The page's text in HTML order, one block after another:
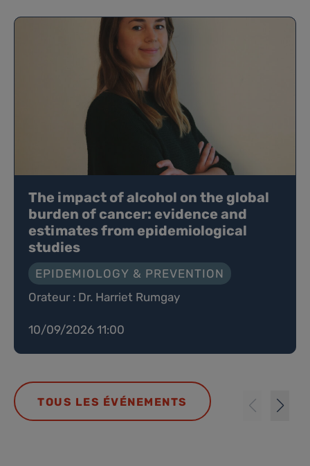
The impact of alcohol on the global
burden of cancer: evidence and
estimates from epidemiological
studies
EPIDEMIOLOGY & PREVENTION
Orateur : Dr. Harriet Rumgay
10/09/2026 11:00
TOUS LES ÉVÉNEMENTS